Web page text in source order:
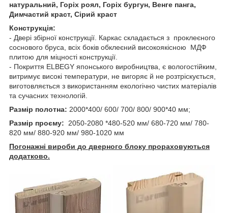
натуральний, Горіх роял, Горіх бургун, Венге панга,
Димчастий краст, Сірий краст
Конструкція:
- Двері збірної конструкції. Каркас складається з проклеєного
соснового бруса, всіх боків обклеєний високоякісною МДФ
плитою для міцності конструкції.
- Покриття ELBEGY японського виробництва, є вологостійким,
витримує високі температури, не вигоряє й не розтріскується,
виготовляється з використанням екологічно чистих матеріалів
та сучасних технологій.
Размір полотна: 2000*400/ 600/ 700/ 800/ 900*40 мм;
Размір проєму: 2050-2080 *480-520 мм/ 680-720 мм/ 780-
820 мм/ 880-920 мм/ 980-1020 мм
Погонажні вироби до дверного блоку прораховуються
додатково.